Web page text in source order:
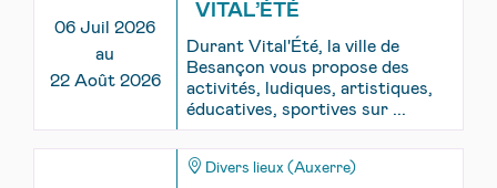
06 Juil 2026
au
22 Août 2026
VITAL’ÉTÉ
Durant Vital'Été, la ville de
Besançon vous propose des
activités, ludiques, artistiques,
éducatives, sportives sur ...
Divers lieux (Auxerre)